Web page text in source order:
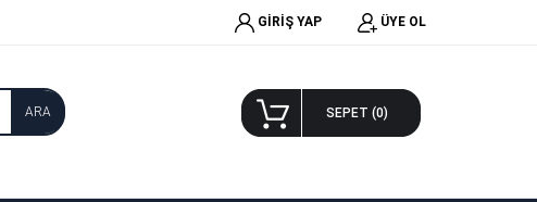
GİRİŞ YAP ÜYE OL
ARA SEPET (0)